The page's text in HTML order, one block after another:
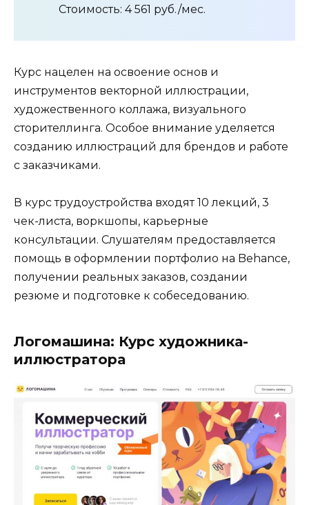
Стоимость: 4 561 руб./мес.
Курс нацелен на освоение основ и
инструментов векторной иллюстрации,
художественного коллажа, визуального
сторителлинга. Особое внимание уделяется
созданию иллюстраций для брендов и работе
с заказчиками.
В курс трудоустройства входят 10 лекций, 3
чек-листа, воркшопы, карьерные
консультации. Слушателям предоставляется
помощь в оформлении портфолио на Behance,
получении реальных заказов, создании
резюме и подготовке к собеседованию.
Логомашина: Курс художника-
иллюстратора